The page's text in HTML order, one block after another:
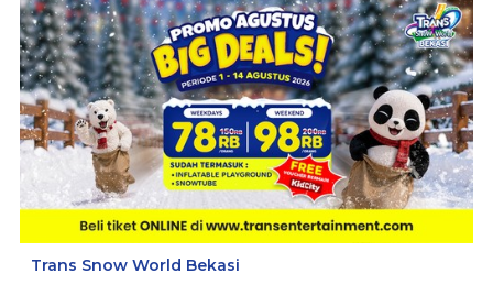
Trans Snow World Bekasi